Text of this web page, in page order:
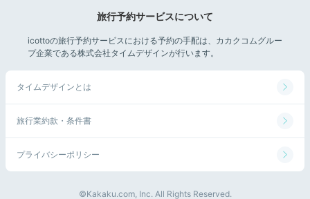
旅行予約サービスについて
icottoの旅行予約サービスにおける予約の手配は、カカクコムグルー
プ企業である株式会社タイムデザインが行います。
タイムデザインとは
旅行業約款・条件書
プライバシーポリシー
©Kakaku.com, Inc. All Rights Reserved.